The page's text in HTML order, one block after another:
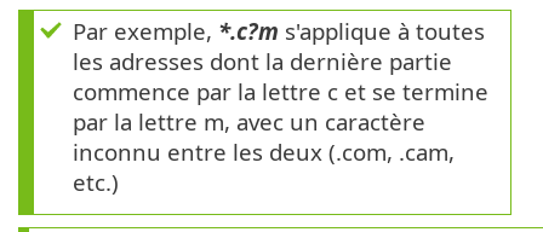
Par exemple, *.c?m s'applique à toutes
les adresses dont la dernière partie
commence par la lettre c et se termine
par la lettre m, avec un caractère
inconnu entre les deux (.com, .cam,
etc.)